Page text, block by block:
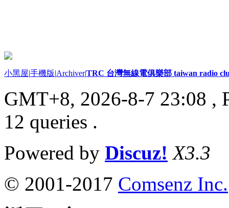
小黑屋|手機版|Archiver|TRC 台灣無線電俱樂部 taiwan radio
GMT+8, 2026-8-7 23:08 ,
12 queries .
Powered by Discuz! X3.3
© 2001-2017 Comsenz Inc.